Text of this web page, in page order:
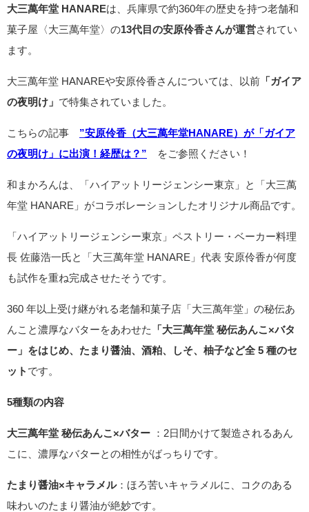
大三萬年堂 HANAREは、兵庫県で約360年の歴史を持つ老舗和
菓子屋〈大三萬年堂〉の13代目の安原伶香さんが運営されてい
ます。
大三萬年堂 HANAREや安原伶香さんについては、以前 「ガイア
の夜明け」 で特集されていました。
こちらの記事 ”安原伶香（大三萬年堂HANARE）が「ガイア
の夜明け」に出演！経歴は？” をご参照ください！
和まかろんは、「ハイアットリージェンシー東京」と「大三萬
年堂 HANARE」がコラボレーションしたオリジナル商品です。
「ハイアットリージェンシー東京」ペストリー・ベーカー料理
長 佐藤浩一氏と「大三萬年堂 HANARE」代表 安原伶香が何度
も試作を重ね完成させたそうです。
360 年以上受け継がれる老舗和菓子店「大三萬年堂」の秘伝あ
んこと濃厚なバターをあわせた
「大三萬年堂 秘伝あんこ×バタ
ー」をはじめ、たまり醤油、酒粕、しそ、柚子など全 5 種のセ
ット です。
5種類の内容
大三萬年堂 秘伝あんこ×バター ：2日間かけて製造されるあん
こに、濃厚なバターとの相性がばっちりです。
たまり醤油×キャラメル：ほろ苦いキャラメルに、コクのある
味わいのたまり醤油が絶妙です。